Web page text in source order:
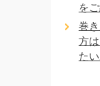
を
巻
方
た